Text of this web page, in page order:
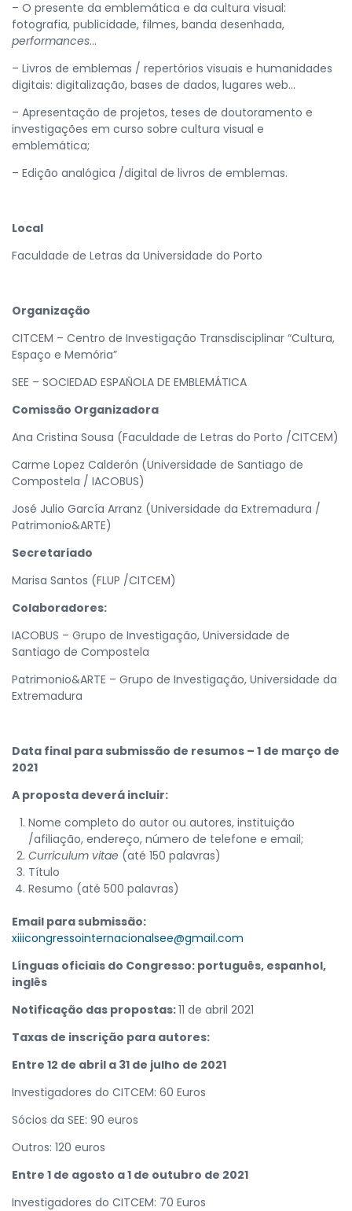
– O presente da emblemática e da cultura visual:
fotografia, publicidade, filmes, banda desenhada,
performances…
– Livros de emblemas / repertórios visuais e humanidades
digitais: digitalização, bases de dados, lugares web…
– Apresentação de projetos, teses de doutoramento e
investigações em curso sobre cultura visual e
emblemática;
– Edição analógica /digital de livros de emblemas.
Local
Faculdade de Letras da Universidade do Porto
Organização
CITCEM – Centro de Investigação Transdisciplinar “Cultura,
Espaço e Memória”
SEE – SOCIEDAD ESPAÑOLA DE EMBLEMÁTICA
Comissão Organizadora
Ana Cristina Sousa (Faculdade de Letras do Porto /CITCEM)
Carme Lopez Calderón (Universidade de Santiago de
Compostela / IACOBUS)
José Julio García Arranz (Universidade da Extremadura /
Patrimonio&ARTE)
Secretariado
Marisa Santos (FLUP /CITCEM)
Colaboradores:
IACOBUS – Grupo de Investigação, Universidade de
Santiago de Compostela
Patrimonio&ARTE – Grupo de Investigação, Universidade da
Extremadura
Data final para submissão de resumos – 1 de março de
2021
A proposta deverá incluir:
Nome completo do autor ou autores, instituição
/afiliação, endereço, número de telefone e email;
Curriculum vitae (até 150 palavras)
Título
Resumo (até 500 palavras)
Email para submissão:
xiiicongressointernacionalsee@gmail.com
Línguas oficiais do Congresso: português, espanhol,
inglês
Notificação das propostas:11 de abril 2021
Taxas de inscrição para autores:
Entre 12 de abril a 31 de julho de 2021
Investigadores do CITCEM: 60 Euros
Sócios da SEE: 90 euros
Outros: 120 euros
Entre 1 de agosto a 1 de outubro de 2021
Investigadores do CITCEM: 70 Euros